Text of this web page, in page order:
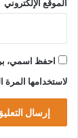
الموقع الإلكتروني
احفظ اسمي،
لاستخدامها المرة